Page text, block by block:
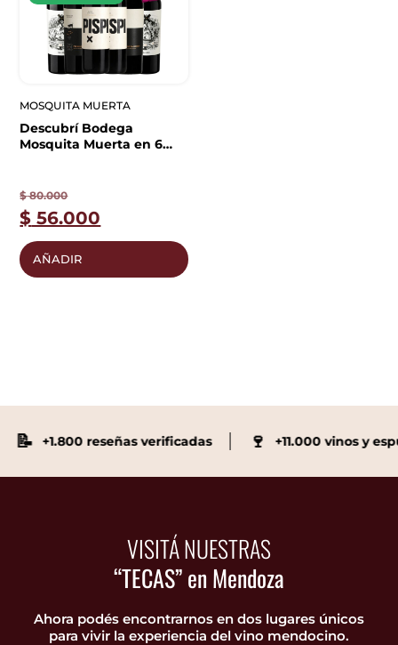
MOSQUITA MUERTA
Descubrí Bodega
Mosquita Muerta en 6
$80.000
$ 56.000
AÑADIR
+1.800 reseñas verificadas +11.000 vinos y
VISITÁ NUESTRAS
“TECAS” en Mendoza
Ahora podés encontrarnos en dos lugares únicos
para vivir la experiencia del vino mendocino.